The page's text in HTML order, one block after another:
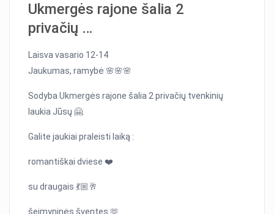
Ukmergės rajone šalia 2
privačių …
Laisva vasario 12-14
Jaukumas, ramybė 🌸🌸🌸
Sodyba Ukmergės rajone šalia 2 privačių tvenkinių
laukia Jūsų 🤗.
Galite jaukiai praleisti laiką :
romantiškai dviese ❤️
su draugais 💃🏼🥂
šeimyninės šventes 🫶